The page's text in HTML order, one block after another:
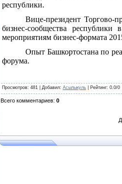
республики.
Вице-президент Торгово-
бизнес-сообщества
мероприятиям бизнес-формата
Опыт Башкортостана по
форума.
Просмотров: 481 | Добавил: Асылыкуль Рейтинг: 0.0/0
Всего комментариев: 0